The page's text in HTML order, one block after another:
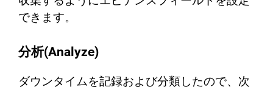
できます。
分析(Analyze)
ダウンタイムを記録および分類したので、次